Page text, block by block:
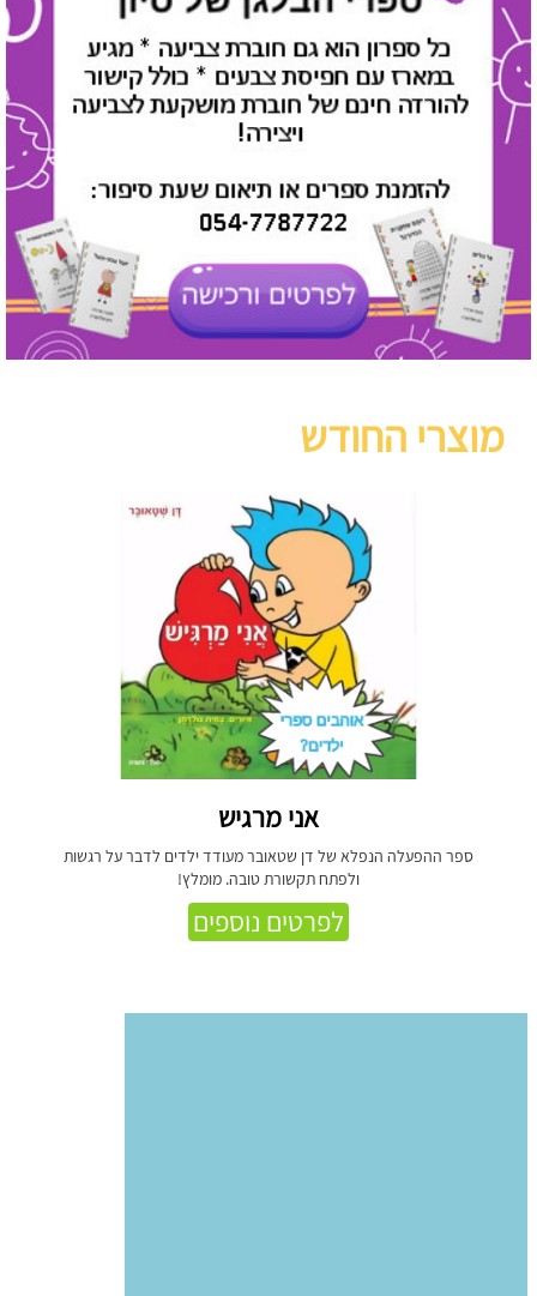
מוצרי החודש
אני מרגיש
ספר ההפעלה הנפלא של דן שטאובר מעודד ילדים לדבר על רגשות
ולפתח תקשורת טובה. מומלץ!
לפרטים נוספים